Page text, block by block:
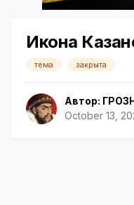
Икона
тема закрыта
Автор:
October 13,